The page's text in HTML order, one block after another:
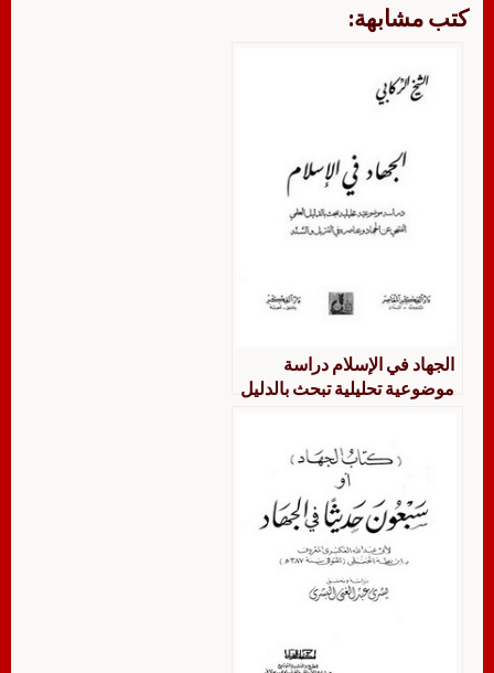
كتب مشابهة:
الجهاد في الإسلام دراسة
موضوعية تحليلية تبحث بالدليل